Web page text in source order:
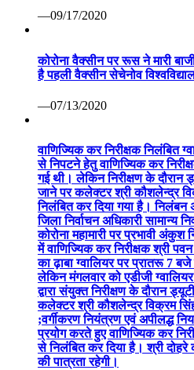
—09/17/2020
कोरोना वैक्सीन पर रूस ने मारी
है पहली वैक्सीन सेचेनोव
—07/13/2020
वाणिज्यिक कर निरीक्षक निलंबित
से निपटने हेतु वाणिज्यिक कर
गई थी। लेकिन निरीक्षण के दौरान
जाने पर कलेक्टर श्री कौशलेन्द्र
निलंबित कर दिया गया है। निलंबन
जिला निर्वाचन अधिकारी सामान्य
कोरोना महामारी पर प्रभावी
में वाणिज्यिक कर निरीक्षक श्री
का ढ़ाबा ग्वालियर पर प्रातरू 7
लेकिन मंगलवार को एडीजी
द्वारा संयुक्त निरीक्षण के दौरान
कलेक्टर श्री कौशलेन्द्र विक्रम
;वर्गीकरण नियंत्रण एवं अपीलद्ध
प्रयोग करते हुए वाणिज्यिक कर
से निलंबित कर दिया है। श्री दोहरे
की पात्रता रहेगी।